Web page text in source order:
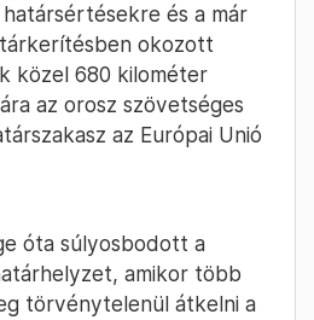
és a már
okozott
közel 680 kilométer
az orosz szövetséges
az Európai Unió
óta súlyosbodott a
amikor több
törvénytelenül átkelni a